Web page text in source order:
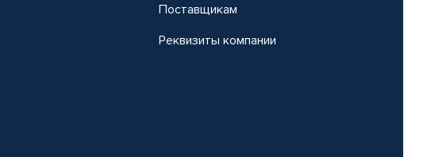
Поставщикам
Реквизиты компании